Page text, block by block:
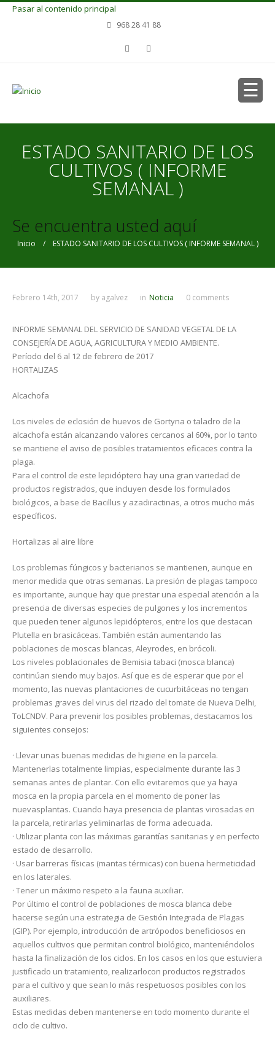
Pasar al contenido principal
968 28 41 88
ESTADO SANITARIO DE LOS
CULTIVOS ( INFORME
SEMANAL )
Se encuentra usted aquí
Inicio / ESTADO SANITARIO DE LOS CULTIVOS ( INFORME SEMANAL )
Febrero 14th, 2017 by agalvez in Noticia 0 comments
INFORME SEMANAL DEL SERVICIO DE SANIDAD VEGETAL DE LA
CONSEJERÍA DE AGUA, AGRICULTURA Y MEDIO AMBIENTE.
Período del 6 al 12 de febrero de 2017
HORTALIZAS
Alcachofa
Los niveles de eclosión de huevos de Gortyna o taladro de la
alcachofa están alcanzando valores cercanos al 60%, por lo tanto
se mantiene el aviso de posibles tratamientos eficaces contra la
plaga.
Para el control de este lepidóptero hay una gran variedad de
productos registrados, que incluyen desde los formulados
biológicos, a base de Bacillus y azadiractinas, a otros mucho más
específicos.
Hortalizas al aire libre
Los problemas fúngicos y bacterianos se mantienen, aunque en
menor medida que otras semanas. La presión de plagas tampoco
es importante, aunque hay que prestar una especial atención a la
presencia de diversas especies de pulgones y los incrementos
que pueden tener algunos lepidópteros, entre los que destacan
Plutella en brasicáceas. También están aumentando las
poblaciones de moscas blancas, Aleyrodes, en brócoli.
Los niveles poblacionales de Bemisia tabaci (mosca blanca)
continúan siendo muy bajos. Así que es de esperar que por el
momento, las nuevas plantaciones de cucurbitáceas no tengan
problemas graves del virus del rizado del tomate de Nueva Delhi,
ToLCNDV. Para prevenir los posibles problemas, destacamos los
siguientes consejos:
· Llevar unas buenas medidas de higiene en la parcela.
Mantenerlas totalmente limpias, especialmente durante las 3
semanas antes de plantar. Con ello evitaremos que ya haya
mosca en la propia parcela en el momento de poner las
nuevasplantas. Cuando haya presencia de plantas virosadas en
la parcela, retirarlas yeliminarlas de forma adecuada.
· Utilizar planta con las máximas garantías sanitarias y en perfecto
estado de desarrollo.
· Usar barreras físicas (mantas térmicas) con buena hermeticidad
en los laterales.
· Tener un máximo respeto a la fauna auxiliar.
Por último el control de poblaciones de mosca blanca debe
hacerse según una estrategia de Gestión Integrada de Plagas
(GIP). Por ejemplo, introducción de artrópodos beneficiosos en
aquellos cultivos que permitan control biológico, manteniéndolos
hasta la finalización de los ciclos. En los casos en los que estuviera
justificado un tratamiento, realizarlocon productos registrados
para el cultivo y que sean lo más respetuosos posibles con los
auxiliares.
Estas medidas deben mantenerse en todo momento durante el
ciclo de cultivo.